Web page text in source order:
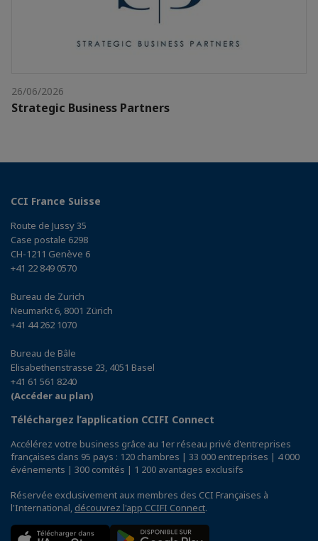
26/06/2026
Strategic Business Partners
CCI France Suisse
Route de Jussy 35
Case postale 6298
CH-1211 Genève 6
+41 22 849 0570
Bureau de Zurich
Neumarkt 6, 8001 Zürich
+41 44 262 1070
Bureau de Bâle
Elisabethenstrasse 23, 4051 Basel
+41 61 561 8240
(Accéder au plan)
Téléchargez l’application CCIFI Connect
Accélérez votre business grâce au 1er réseau privé d'entreprises
françaises dans 95 pays : 120 chambres | 33 000 entreprises | 4 000
événements | 300 comités | 1 200 avantages exclusifs
Réservée exclusivement aux membres des CCI Françaises à
l'International, découvrez l'app CCIFI Connect.